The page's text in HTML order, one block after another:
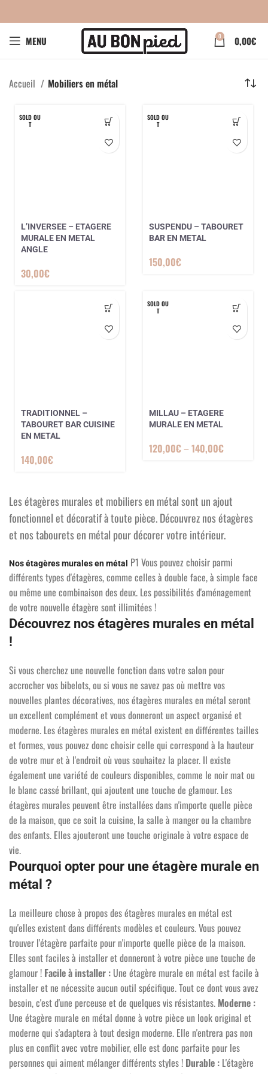
MENU 0 0,00€
Accueil Mobiliers en métal
SOLD OU
T
L’INVERSEE – ETAGERE
MURALE EN METAL
ANGLE
30,00€
SOLD OU
T
SUSPENDU – TABOURET
BAR EN METAL
150,00€
TRADITIONNEL –
TABOURET BAR CUISINE
EN METAL
140,00€
SOLD OU
T
MILLAU – ETAGERE
MURALE EN METAL
120,00€–140,00€
Les étagères murales et mobiliers en métal sont un ajout
fonctionnel et décoratif à toute pièce. Découvrez nos étagères
et nos tabourets en métal pour décorer votre intérieur.
Nos étagères murales en métal
P1 Vous pouvez choisir parmi
différents types d'étagères, comme celles à double face, à simple face
ou même une combinaison des deux. Les possibilités d'aménagement
de votre nouvelle étagère sont illimitées !
Découvrez nos étagères murales en métal
!
Si vous cherchez une nouvelle fonction dans votre salon pour
accrocher vos bibelots, ou si vous ne savez pas où mettre vos
nouvelles plantes décoratives, nos étagères murales en métal seront
un excellent complément et vous donneront un aspect organisé et
moderne. Les étagères murales en métal existent en différentes tailles
et formes, vous pouvez donc choisir celle qui correspond à la hauteur
de votre mur et à l'endroit où vous souhaitez la placer. Il existe
également une variété de couleurs disponibles, comme le noir mat ou
le blanc cassé brillant, qui ajoutent une touche de glamour. Les
étagères murales peuvent être installées dans n'importe quelle pièce
de la maison, que ce soit la cuisine, la salle à manger ou la chambre
des enfants. Elles ajouteront une touche originale à votre espace de
vie.
Pourquoi opter pour une étagère murale en
métal ?
La meilleure chose à propos des étagères murales en métal est
qu'elles existent dans différents modèles et couleurs. Vous pouvez
trouver l'étagère parfaite pour n'importe quelle pièce de la maison.
Elles sont faciles à installer et donneront à votre pièce une touche de
glamour ! Facile à installer : Une étagère murale en métal est facile à
installer et ne nécessite aucun outil spécifique. Tout ce dont vous avez
besoin, c'est d'une perceuse et de quelques vis résistantes. Moderne :
Une étagère murale en métal donne à votre pièce un look original et
moderne qui s'adaptera à tout design moderne. Elle n'entrera pas non
plus en conflit avec votre mobilier, elle est donc parfaite pour les
personnes qui aiment mélanger différents styles ! Durable : L'étagère